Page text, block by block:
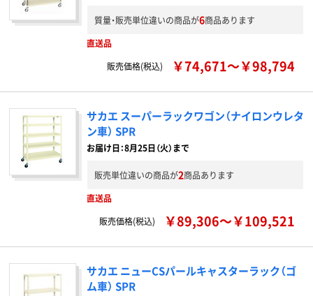
質量・販売単位違いの商品が6商品あります
直送品
販売価格(税込)
￥74,671～￥98,794
サカエ スーパーラックワゴン（ナイロンウレタ
ン車） SPR
お届け日：8月25日（火）まで
販売単位違いの商品が2商品あります
直送品
販売価格(税込)
￥89,306～￥109,521
サカエ ニューCSパールキャスターラック（ゴ
ム車） SPR